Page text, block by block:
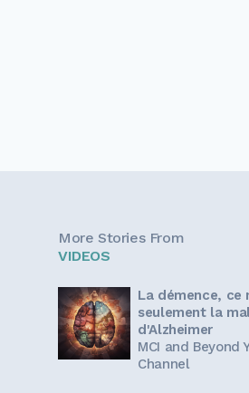
More Stories From
VIDEOS
La démence, ce
seulement la
d'Alzheimer
MCI and Beyond
Channel